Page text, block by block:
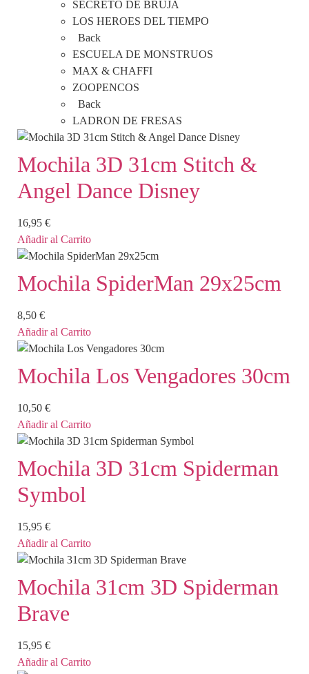
SECRETO DE BRUJA
LOS HEROES DEL TIEMPO
Back
ESCUELA DE MONSTRUOS
MAX & CHAFFI
ZOOPENCOS
Back
LADRON DE FRESAS
Mochila 3D 31cm Stitch &
Angel Dance Disney
16,95 €
Añadir al Carrito
Mochila SpiderMan 29x25cm
8,50 €
Añadir al Carrito
Mochila Los Vengadores 30cm
10,50 €
Añadir al Carrito
Mochila 3D 31cm Spiderman
Symbol
15,95 €
Añadir al Carrito
Mochila 31cm 3D Spiderman
Brave
15,95 €
Añadir al Carrito